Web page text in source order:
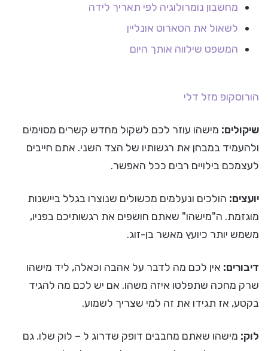
מחשבון נומרולוגיה לפי תאריך לידה
לשאול את הטארוט אונליין
המשפט שילווה אותך היום
הורוסקופ מזל דלי
שיקולים: מישהו עוזר לכם לשקול מחדש קשרים מסוימים
ולהעמיד במבחן את רגשותיו של הצד השני. אתם חייבים
לעצמכם בילויים רבים ככל האפשר.
יועצים: הולכים ונעלמים מכשולים שנוצרו בגלל ביישנות
מוגזמת. ה"מישהו" שאתם חושפים את רגשותיכם בפניו,
משמש יותר כיועץ מאשר בן-זוג.
דיבורים: אין לכם מה לדבר על אהבה וכאלה, ליד מישהו
שרק מחכה שתפלטו איזה משהו. אם יש לכם מה להגיד
בקטע, אז תגידו את זה למי שצריך לשמוע.
לוק: מישהו שאתם מחבבים דופק שדרוג ל – לוק שלו. גם